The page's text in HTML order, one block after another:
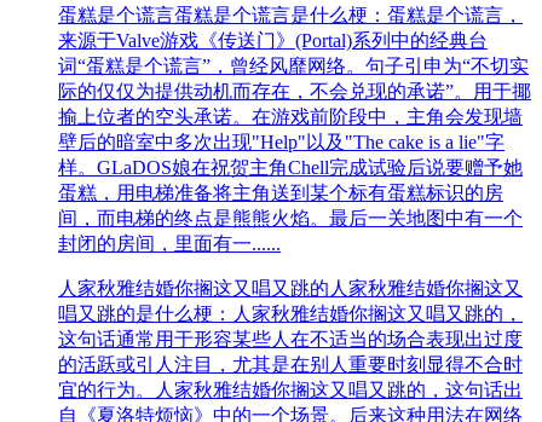
蛋糕是个谎言蛋糕是个谎言是什么梗：蛋糕是个谎言，
来源于Valve游戏《传送门》(Portal)系列中的经典台
词“蛋糕是个谎言”，曾经风靡网络。句子引申为“不切实
际的仅仅为提供动机而存在，不会兑现的承诺”。用于揶
揄上位者的空头承诺。在游戏前阶段中，主角会发现墙
壁后的暗室中多次出现"Help"以及"The cake is a lie"字
样。GLaDOS娘在祝贺主角Chell完成试验后说要赠予她
蛋糕，用电梯准备将主角送到某个标有蛋糕标识的房
间，而电梯的终点是熊熊火焰。最后一关地图中有一个
封闭的房间，里面有一......
人家秋雅结婚你搁这又唱又跳的人家秋雅结婚你搁这又
唱又跳的是什么梗：人家秋雅结婚你搁这又唱又跳的，
这句话通常用于形容某些人在不适当的场合表现出过度
的活跃或引人注目，尤其是在别人重要时刻显得不合时
宜的行为。‌人家秋雅结婚你搁这又唱又跳的，这句话出
自《夏洛特烦恼》中的一个场景。后来这种用法在网络